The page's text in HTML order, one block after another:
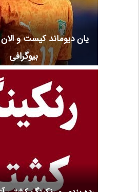
یان دیوماند کیست و
بیوگرافی